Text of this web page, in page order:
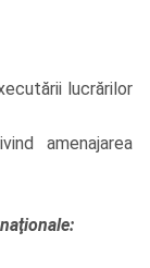
lucrărilor
amenajarea